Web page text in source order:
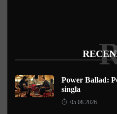
Power Ballad:
singla
05.08.2026.